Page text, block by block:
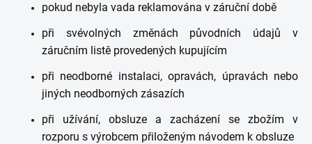
pokud nebyla vada reklamována v záruční době
při svévolných změnách původních údajů v
záručním listě provedených kupujícím
při neodborné instalaci, opravách, úpravách nebo
jiných neodborných zásazích
při užívání, obsluze a zacházení se zbožím v
rozporu s výrobcem přiloženým návodem k obsluze